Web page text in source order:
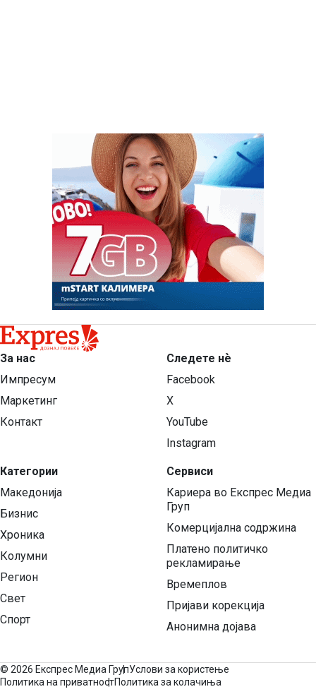
За нас
Импресум
Маркетинг
Контакт
Категории
Македонија
Бизнис
Хроника
Колумни
Регион
Свет
Спорт
Следете нѐ
Facebook
X
YouTube
Instagram
Сервиси
Кариера во Експрес Медиа
Груп
Комерцијална содржина
Платено политичко
рекламирање
Времеплов
Пријави корекција
Анонимна дојава
© 2026 Експрес Медиа ГрупУслови за користење
Политика на приватностПолитика за колачиња